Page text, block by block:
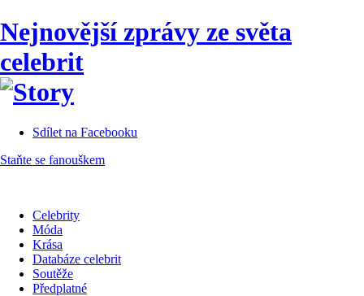
Nejnovější zprávy ze světa
celebrit
Sdílet na Facebooku
Staňte se fanouškem
Celebrity
Móda
Krása
Databáze celebrit
Soutěže
Předplatné